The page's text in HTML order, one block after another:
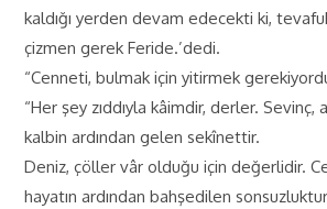
kaldığı yerden devam edecekti ki,
çizmen gerek Feride.’dedi.
“Cenneti, bulmak için yitirmek
“Her şey zıddıyla kâimdir, derler. Sevinç,
kalbin ardından gelen sekînettir.
Deniz, çöller vâr olduğu için değerlidir.
hayatın ardından bahşedilen